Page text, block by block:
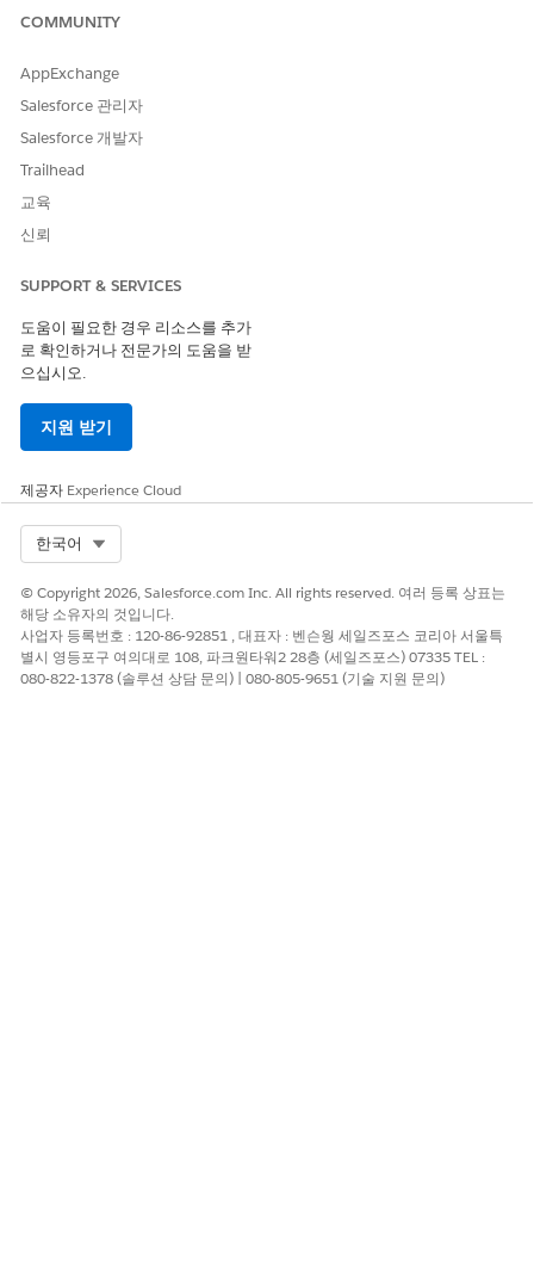
data space for each DMO
contains the corresponding DMOs.
Click Create New Mapping.
A new context mapping is created. To switch to the new
mapping, set it as the default mapping for this context
definition. The previous mapping is retained in your org.
이 기사를 통해 문제를 해결했습니까?
예
COMMUNITY
AppExchange
Salesforce 관리자
Salesforce 개발자
Trailhead
교육
신뢰
SUPPORT & SERVICES
도움이 필요한 경우 리소스를 추가
로 확인하거나 전문가의 도움을 받
으십시오.
지원 받기
제공자 Experience Cloud
한국어
© Copyright 2026, Salesforce.com Inc. All rights reserved. 여러 등록 상표는
해당 소유자의 것입니다.
사업자 등록번호 : 120-86-92851 , 대표자 : 벤슨웡 세일즈포스 코리아 서울특
별시 영등포구 여의대로 108, 파크원타워2 28층 (세일즈포스) 07335 TEL :
080-822-1378 (솔루션 상담 문의) | 080-805-9651 (기술 지원 문의)